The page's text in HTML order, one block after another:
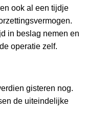
ook al een tijdje
in beslag nemen en
operatie zelf.
gisteren nog.
de uiteindelijke